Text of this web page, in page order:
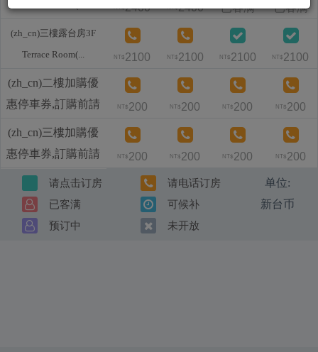
(zh_cn)三樓露台房3F
Terrace Room(...
(zh_cn)二樓加購優
惠停車券,訂購前請
與民宿聯繫
(zh_cn)三樓加購優
惠停車券,訂購前請
與民宿聯繫
2400 2400 已客满 已客满
NT$ 2100 NT$ 2100 NT$ 2100 NT$ 2100
NT$ 200 NT$ 200 NT$ 200 NT$ 200
NT$ 200 NT$ 200 NT$ 200 NT$ 200
请点击订房
请电话订房
已客满
可候补
预订中
未开放
单位:
新台币